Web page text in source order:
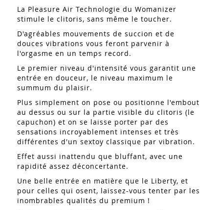
La Pleasure Air Technologie du Womanizer
stimule le clitoris, sans même le toucher.
D'agréables mouvements de succion et de
douces vibrations vous feront parvenir à
l'orgasme en un temps record.
Le premier niveau d'intensité vous garantit une
entrée en douceur, le niveau maximum le
summum du plaisir.
Plus simplement on pose ou positionne l'embout
au dessus ou sur la partie visible du clitoris (le
capuchon) et on se laisse porter par des
sensations incroyablement intenses et très
différentes d'un sextoy classique par vibration.
Effet aussi inattendu que bluffant, avec une
rapidité assez déconcertante.
Une belle entrée en matière que le Liberty, et
pour celles qui osent, laissez-vous tenter par les
inombrables qualités du premium !